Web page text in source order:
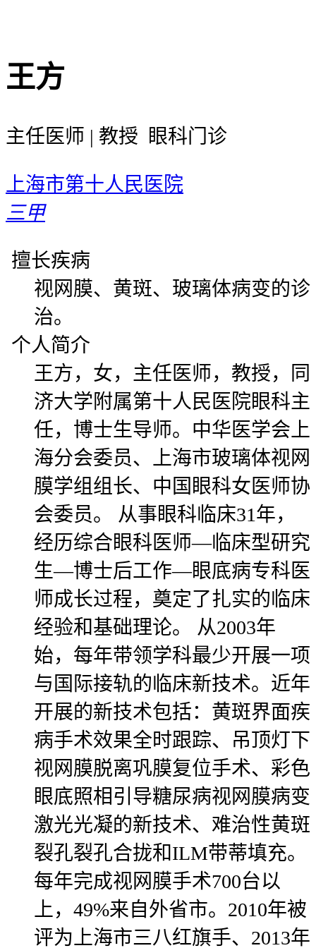
王方
主任医师 | 教授 眼科门诊
上海市第十人民医院
三甲
擅长疾病
视网膜、黄斑、玻璃体病变的诊
治。
个人简介
王方，女，主任医师，教授，同
济大学附属第十人民医院眼科主
任，博士生导师。中华医学会上
海分会委员、上海市玻璃体视网
膜学组组长、中国眼科女医师协
会委员。 从事眼科临床31年，
经历综合眼科医师—临床型研究
生—博士后工作—眼底病专科医
师成长过程，奠定了扎实的临床
经验和基础理论。 从2003年
始，每年带领学科最少开展一项
与国际接轨的临床新技术。近年
开展的新技术包括：黄斑界面疾
病手术效果全时跟踪、吊顶灯下
视网膜脱离巩膜复位手术、彩色
眼底照相引导糖尿病视网膜病变
激光光凝的新技术、难治性黄斑
裂孔裂孔合拢和ILM带蒂填充。
每年完成视网膜手术700台以
上，49%来自外省市。2010年被
评为上海市三八红旗手、2013年